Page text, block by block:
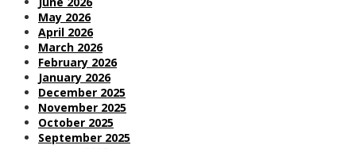
May 2026
April 2026
March 2026
February 2026
January 2026
December 2025
November 2025
October 2025
September 2025